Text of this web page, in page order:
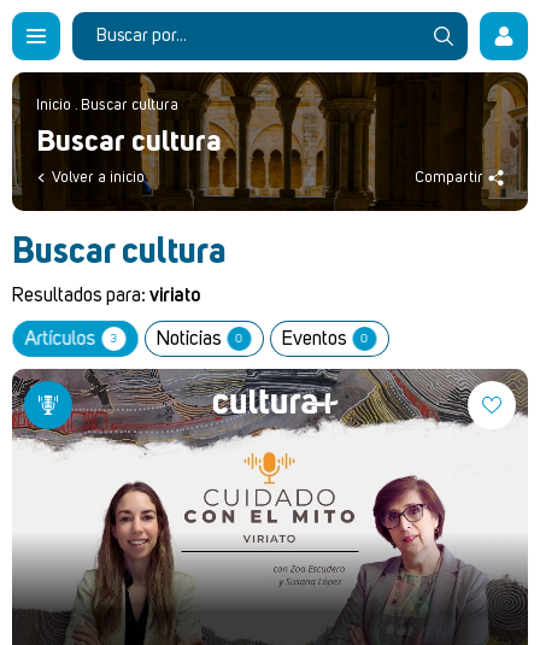
Inicio . Buscar cultura
Buscar cultura
Volver a inicio Compartir
Buscar cultura
Resultados para: viriato
Artículos 3 Noticias 0 Eventos 0